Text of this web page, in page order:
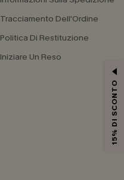
Tracciamento Dell'Ordine
Politica Di Restituzione
Iniziare Un Reso
15% DI SCONTO